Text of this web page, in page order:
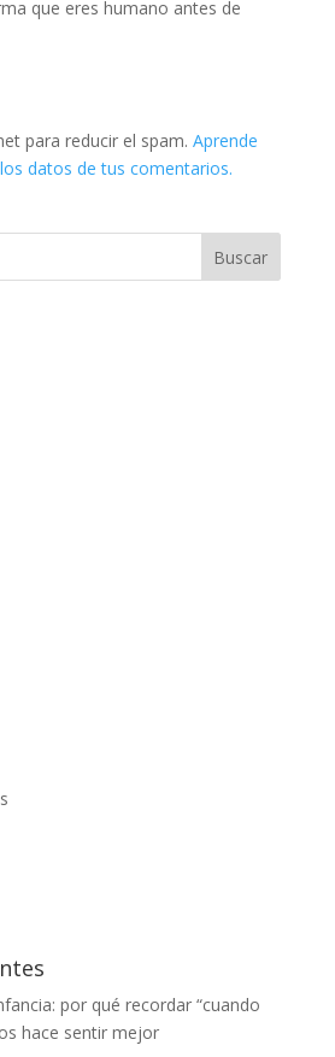
que eres humano antes de
para reducir el spam. Aprende
datos de tus comentarios.
por qué recordar “cuando
hace sentir mejor